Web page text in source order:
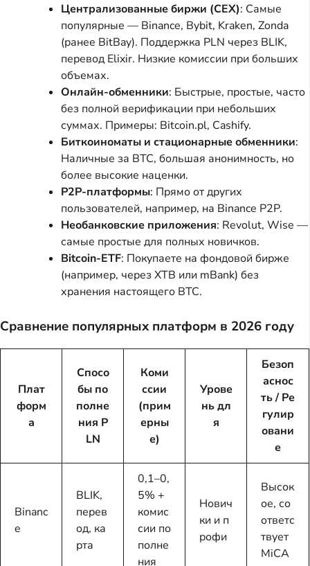
Централизованные биржи (CEX): Самые
популярные — Binance, Bybit, Kraken, Zonda
(ранее BitBay). Поддержка PLN через BLIK,
перевод Elixir. Низкие комиссии при больших
объемах.
Онлайн-обменники: Быстрые, простые, часто
без полной верификации при небольших
суммах. Примеры: Bitcoin.pl, Cashify.
Биткоиноматы и стационарные обменники:
Наличные за BTC, большая анонимность, но
более высокие наценки.
P2P-платформы: Прямо от других
пользователей, например, на Binance P2P.
Необанковские приложения: Revolut, Wise —
самые простые для полных новичков.
Bitcoin-ETF: Покупаете на фондовой бирже
(например, через XTB или mBank) без
хранения настоящего BTC.
Сравнение популярных платформ в 2026 году
Плат
форм
а
Спосо
бы по
полне
ния P
LN
Коми
ссии
(прим
ерны
е)
Урове
нь дл
я
Безоп
аснос
ть / Ре
гулир
овани
е
Binanc
e
BLIK,
перев
од, ка
рта
0,1–0,
5% +
комис
сии по
полне
ния
Нович
ки и п
рофи
Высок
ое, со
ответс
твует
MiCA